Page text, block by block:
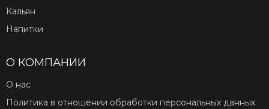
Кальян
Напитки
О КОМПАНИИ
О нас
Политика в отношении обработки персональных данных